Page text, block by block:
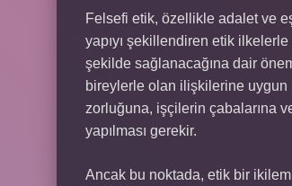
Felsefi etik, özellikle adalet ve
yapıyı şekillendiren etik
şekilde sağlanacağına dair
bireylerle olan ilişkilerine uygun
zorluğuna, işçilerin çabalarına
yapılması gerekir.
Ancak bu noktada, etik bir